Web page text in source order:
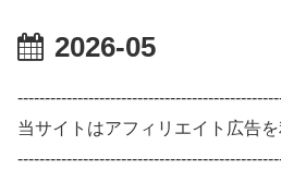
2026-05
当サイトはアフィリエイト広告を